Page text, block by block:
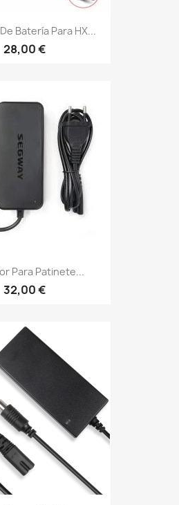
Batería Para HX...
28,00 €
Para Patinete...
32,00 €